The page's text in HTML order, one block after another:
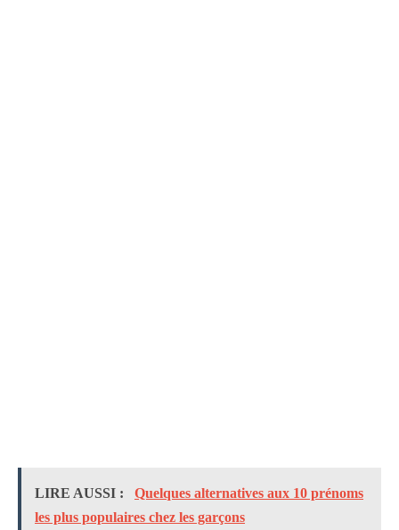
LIRE AUSSI :
Quelques alternatives aux 10 prénoms
les plus populaires chez les garçons